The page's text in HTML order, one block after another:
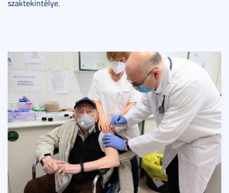
szaktekintélye.